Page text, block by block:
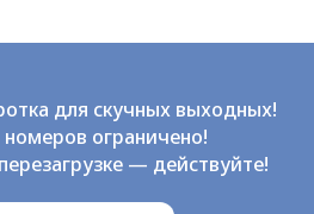
для скучных выходных!
ограничено!
— действуйте!